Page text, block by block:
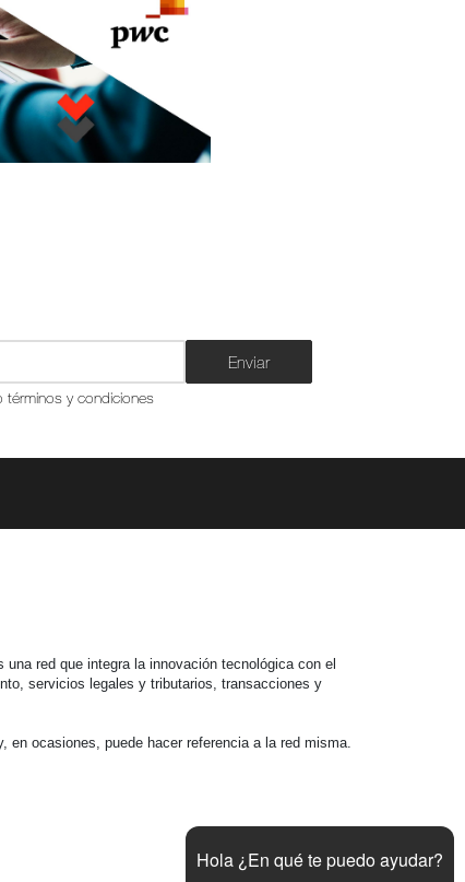
Enviar
términos y condiciones
red que integra la innovación tecnológica con el
servicios legales y tributarios, transacciones y
en ocasiones, puede hacer referencia a la red misma.
Hola ¿En qué te puedo ayudar?